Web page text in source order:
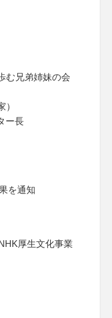
む兄弟姉妹の会
ー長
を通知
厚生文化事業